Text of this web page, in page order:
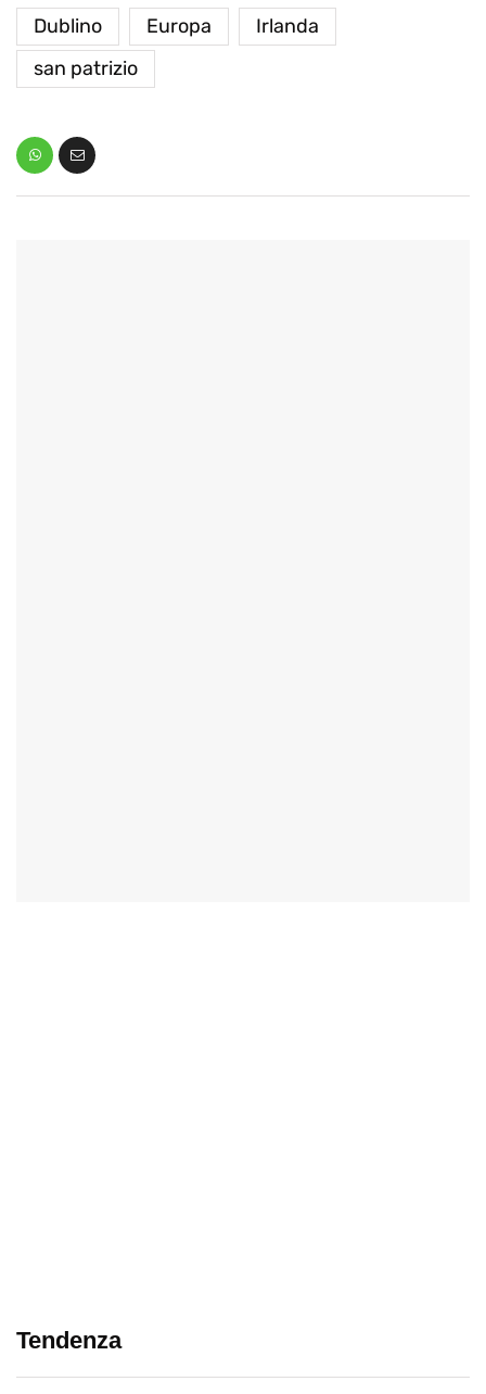
Dublino Europa
Irlanda
san patrizio
Tendenza